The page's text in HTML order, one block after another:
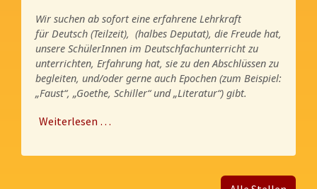
Wir suchen ab sofort eine erfahrene Lehrkraft
für Deutsch (Teilzeit), (halbes Deputat), die Freude hat,
unsere SchülerInnen im Deutschfachunterricht zu
unterrichten, Erfahrung hat, sie zu den Abschlüssen zu
begleiten, und/oder gerne auch Epochen (zum Beispiel:
„Faust“, „Goethe, Schiller“ und „Literatur“) gibt.
Weiterlesen …